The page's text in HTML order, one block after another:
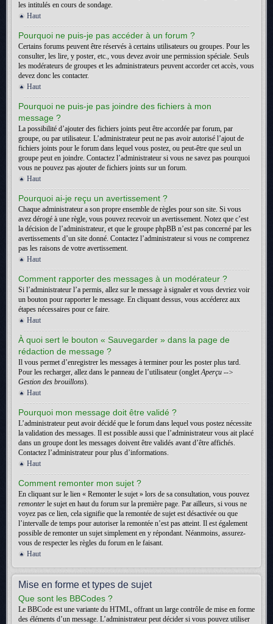
les intitulés en cours de sondage.
Haut
Pourquoi ne puis-je pas accéder à un forum ?
Certains forums peuvent être réservés à certains utilisateurs ou groupes. Pour les
consulter, les lire, y poster, etc., vous devez avoir une permission spéciale. Seuls
les modérateurs de groupes et les administrateurs peuvent accorder cet accès, vous
devez donc les contacter.
Haut
Pourquoi ne puis-je pas joindre des fichiers à mon
message ?
La possibilité d’ajouter des fichiers joints peut être accordée par forum, par
groupe, ou par utilisateur. L’administrateur peut ne pas avoir autorisé l’ajout de
fichiers joints pour le forum dans lequel vous postez, ou peut-être que seul un
groupe peut en joindre. Contactez l’administrateur si vous ne savez pas pourquoi
vous ne pouvez pas ajouter de fichiers joints sur un forum.
Haut
Pourquoi ai-je reçu un avertissement ?
Chaque administrateur a son propre ensemble de règles pour son site. Si vous
avez dérogé à une règle, vous pouvez recevoir un avertissement. Notez que c’est
la décision de l’administrateur, et que le groupe phpBB n’est pas concerné par les
avertissements d’un site donné. Contactez l’administrateur si vous ne comprenez
pas les raisons de votre avertissement.
Haut
Comment rapporter des messages à un modérateur ?
Si l’administrateur l’a permis, allez sur le message à signaler et vous devriez voir
un bouton pour rapporter le message. En cliquant dessus, vous accéderez aux
étapes nécessaires pour ce faire.
Haut
À quoi sert le bouton « Sauvegarder » dans la page de
rédaction de message ?
Il vous permet d’enregistrer les messages à terminer pour les poster plus tard.
Pour les recharger, allez dans le panneau de l’utilisateur (ongletAperçu -->
Gestion des brouillons).
Haut
Pourquoi mon message doit être validé ?
L’administrateur peut avoir décidé que le forum dans lequel vous postez nécessite
la validation des messages. Il est possible aussi que l’administrateur vous ait placé
dans un groupe dont les messages doivent être validés avant d’être affichés.
Contactez l’administrateur pour plus d’informations.
Haut
Comment remonter mon sujet ?
En cliquant sur le lien « Remonter le sujet » lors de sa consultation, vous pouvez
remonter le sujet en haut du forum sur la première page. Par ailleurs, si vous ne
voyez pas ce lien, cela signifie que la remontée de sujet est désactivée ou que
l’intervalle de temps pour autoriser la remontée n’est pas atteint. Il est également
possible de remonter un sujet simplement en y répondant. Néanmoins, assurez-
vous de respecter les règles du forum en le faisant.
Haut
Mise en forme et types de sujet
Que sont les BBCodes ?
Le BBCode est une variante du HTML, offrant un large contrôle de mise en forme
des éléments d’un message. L’administrateur peut décider si vous pouvez utiliser